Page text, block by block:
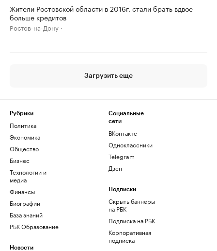
Жители Ростовской области в 2016г. стали брать вдвое
больше кредитов
Ростов-на-Дону
Загрузить еще
Рубрики
Политика
Экономика
Общество
Бизнес
Технологии и
медиа
Финансы
Биографии
База знаний
РБК Образование
Новости
Социальные
сети
ВКонтакте
Одноклассники
Telegram
Дзен
Подписки
Скрыть баннеры
на РБК
Подписка на РБК
Корпоративная
подписка